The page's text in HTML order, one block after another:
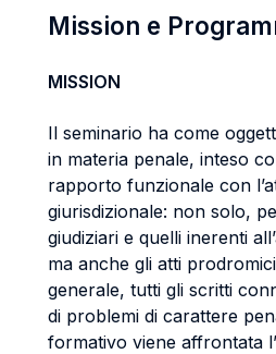
Mission e
MISSION
Il seminario ha come
in materia penale, inteso
rapporto funzionale con
giurisdizionale: non solo,
giudiziari e quelli inerenti
ma anche gli atti
generale, tutti gli scritti
di problemi di carattere
formativo viene affrontata